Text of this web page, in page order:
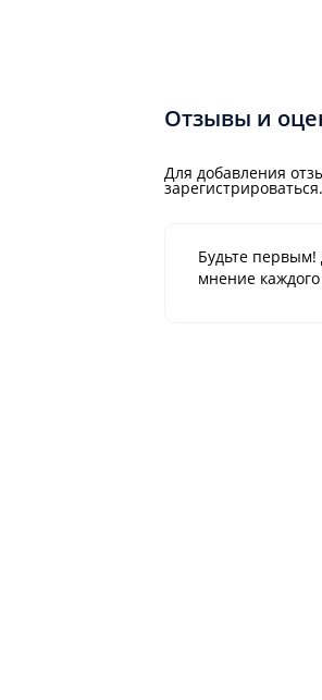
Отзывы и
Для добавления
зарегистрироваться.
Будьте
мнение